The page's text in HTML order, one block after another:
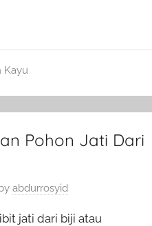
Kayu
Pohon Jati Dari
abdurrosyid
jati dari biji atau